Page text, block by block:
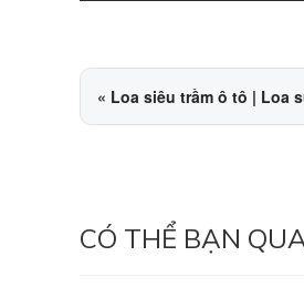
« Loa siêu trầm ô tô | Loa
CÓ THỂ BẠN